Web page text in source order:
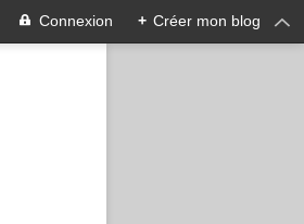
Connexion + Créer mon blog